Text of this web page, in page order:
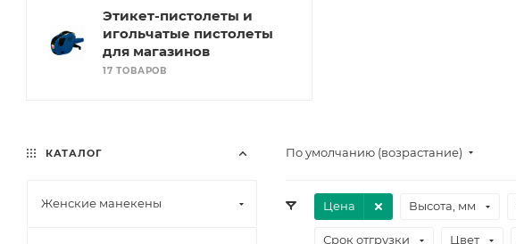
Этикет-пистолеты и
игольчатые пистолеты
для магазинов
17 ТОВАРОВ
По умолчанию (возрастание)
Цена Высота, мм
Срок отгрузки Цвет
КАТАЛОГ
Женские манекены